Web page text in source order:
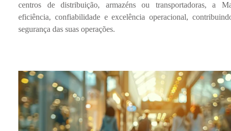
centros de distribuição, armazéns ou transportadoras, a
eficiência, confiabilidade e excelência operacional,
segurança das suas operações.